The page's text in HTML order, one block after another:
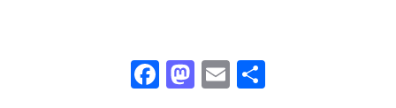
Facebook
Mastodon
Email